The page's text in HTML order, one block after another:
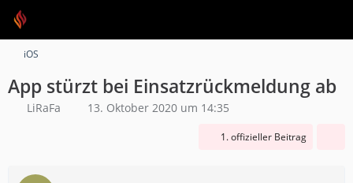
iOS
App stürzt bei Einsatzrückmeldung ab
LiRaFa 13. Oktober 2020 um 14:35
1. offizieller Beitrag